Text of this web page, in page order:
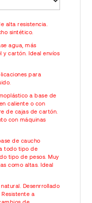
alta resistencia.
sintético.
agua, más
y cartón. Ideal envíos
para
a base de
caliente o con
de cajas de cartón.
con máquinas
de caucho
todo tipo de
tipo de pesos. Muy
como altas. Ideal
Desenrrollado
Resistente a